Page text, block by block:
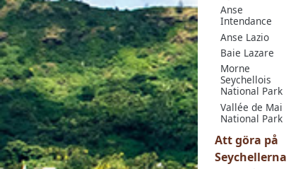
Anse
Intendance
Anse Lazio
Baie Lazare
Morne
Seychellois
National Park
Vallée de Mai
National Park
Att göra på
Seychellerna